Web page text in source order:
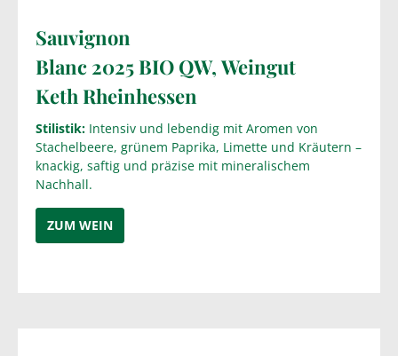
Sauvignon
Blanc 2025BIO QW,Weingut
Keth Rheinhessen
Stilistik: Intensiv und lebendig mit Aromen von
Stachelbeere, grünem Paprika, Limette und Kräutern –
knackig, saftig und präzise mit mineralischem
Nachhall.
ZUM WEIN